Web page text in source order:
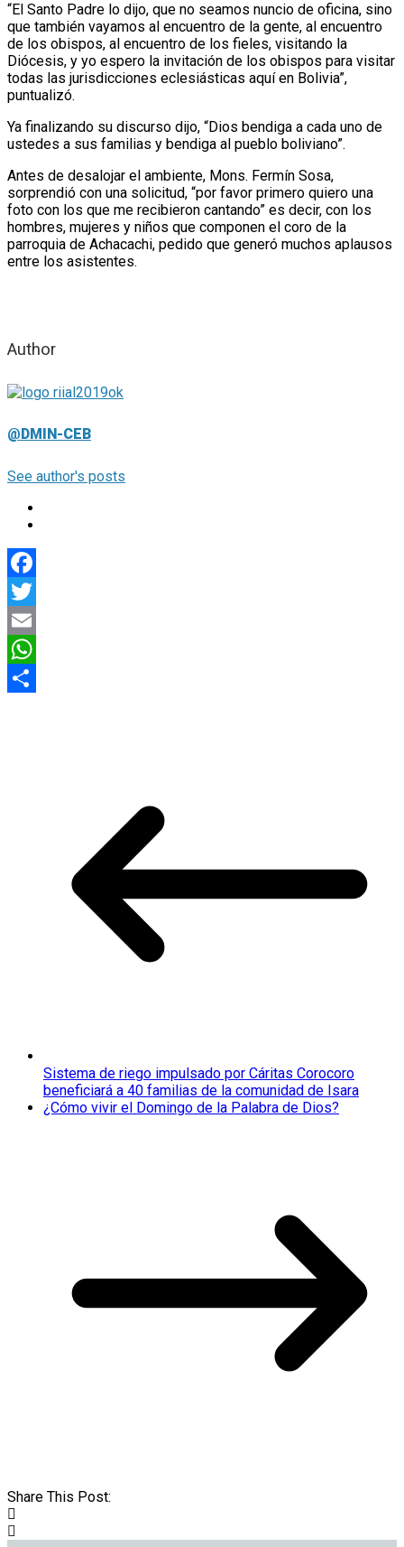
“El Santo Padre lo dijo, que no seamos nuncio de oficina, sino
que también vayamos al encuentro de la gente, al encuentro
de los obispos, al encuentro de los fieles, visitando la
Diócesis, y yo espero la invitación de los obispos para visitar
todas las jurisdicciones eclesiásticas aquí en Bolivia”,
puntualizó.
Ya finalizando su discurso dijo, “Dios bendiga a cada uno de
ustedes a sus familias y bendiga al pueblo boliviano”.
Antes de desalojar el ambiente, Mons. Fermín Sosa,
sorprendió con una solicitud, “por favor primero quiero una
foto con los que me recibieron cantando” es decir, con los
hombres, mujeres y niños que componen el coro de la
parroquia de Achacachi, pedido que generó muchos aplausos
entre los asistentes.
Author
@DMIN-CEB
See author's posts
Facebook
Twitter
Email
WhatsApp
Sistema de riego impulsado por Cáritas Corocoro
beneficiará a 40 familias de la comunidad de Isara
¿Cómo vivir el Domingo de la Palabra de Dios?
Share This Post: